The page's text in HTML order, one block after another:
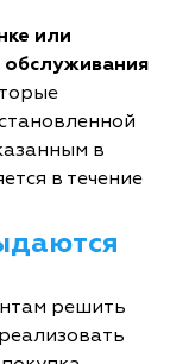
или
обслуживания
в
в течение
решить